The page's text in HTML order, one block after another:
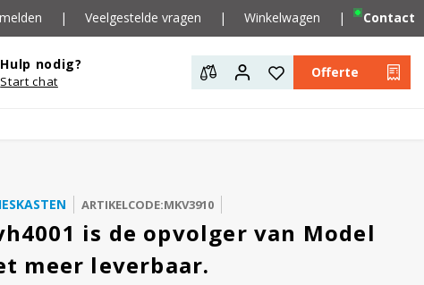
| Veelgestelde vragen | Winkelwagen | Contact
Hulp nodig?
Start chat
Offerte
ARTIKELCODE:MKV3910
is de opvolger van Model
meer leverbaar.